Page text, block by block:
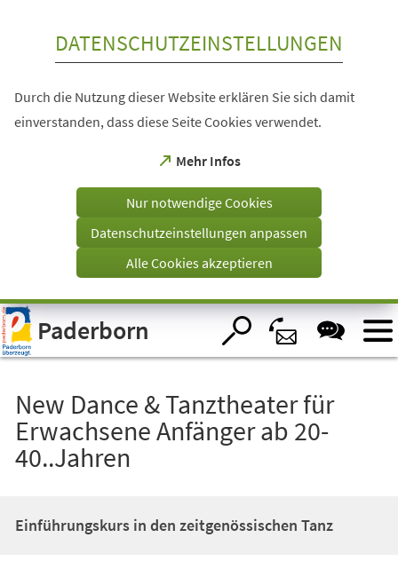
Visuelle
Assistenzsoftware
öffnen.
DATENSCHUTZEINSTELLUNGEN
Durch die Nutzung dieser Website erklären Sie sich damit
einverstanden, dass diese Seite Cookies verwendet.
Mehr Infos
(Öffnet
einem
Tab)
Nur notwendige Cookies
Datenschutzeinstellungen anpassen
Alle Cookies akzeptieren
Paderborn
New Dance & Tanztheater für
Erwachsene Anfänger ab 20-
40..Jahren
Einführungskurs in den zeitgenössischen Tanz